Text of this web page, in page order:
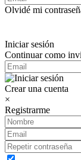
Olvidé mi
Iniciar sesión
Continuar como
Crear una cuenta
×
Registrarme